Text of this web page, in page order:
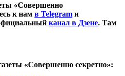
«Совершенно
к нам в Telegram и
канал в Дзене. Там
«Совершенно секретно»: